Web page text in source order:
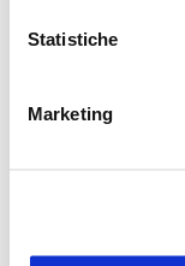
Statistiche
Marketing